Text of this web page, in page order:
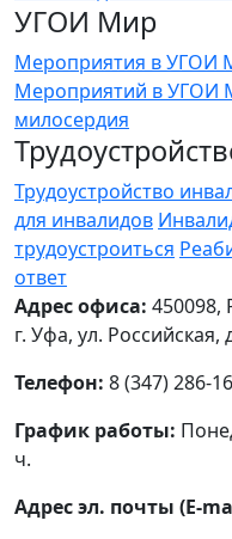
УГОИ Мир
Мероприятия в УГОИ
Мероприятий в УГОИ
милосердия
Трудоустройство
для инвалидов
трудоустроиться
ответ
Адрес офиса: 450098,
г. Уфа, ул.
Телефон: 8 (347) 286-
График работы:
ч.
Адрес эл. почты (E-